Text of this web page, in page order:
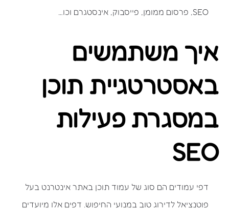
SEO, פרסום ממומן, פייסבוק, אינסטגרם וכו…
איך משתמשים
באסטרטגיית תוכן
במסגרת פעילות
SEO
דפי עמודים הם סוג של עמוד תוכן באתר אינטרנט בעל
פוטנציאל לדירוג טוב במנועי החיפוש. דפים אלו מיועדים